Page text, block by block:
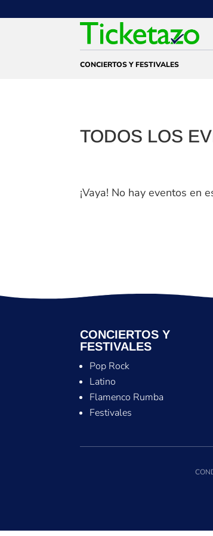
CONCIERTOS Y FESTIVALES
TODOS LOS
¡Vaya! No hay eventos en
CONCIERTOS Y
FESTIVALES
Pop Rock
Latino
Flamenco Rumba
Festivales